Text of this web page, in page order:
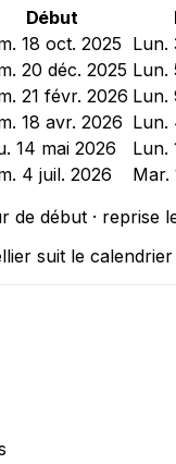
Début
18 oct. 2025 Lun.
20 déc. 2025 Lun.
21 févr. 2026 Lun.
18 avr. 2026 Lun.
14 mai 2026 Lun.
4 juil. 2026 Mar.
de début · reprise
suit le